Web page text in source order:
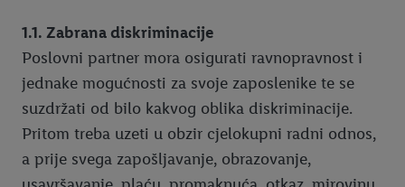
1.1. Zabrana diskriminacije
Poslovni partner mora osigurati ravnopravnost i
jednake mogućnosti za svoje zaposlenike te se
suzdržati od bilo kakvog oblika diskriminacije.
Pritom treba uzeti u obzir cjelokupni radni odnos,
a prije svega zapošljavanje, obrazovanje,